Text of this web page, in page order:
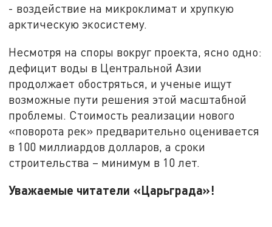
- воздействие на микроклимат и хрупкую
арктическую экосистему.
Несмотря на споры вокруг проекта, ясно одно:
дефицит воды в Центральной Азии
продолжает обостряться, и ученые ищут
возможные пути решения этой масштабной
проблемы. Стоимость реализации нового
«поворота рек» предварительно оценивается
в 100 миллиардов долларов, а сроки
строительства – минимум в 10 лет.
Уважаемые читатели «Царьграда»!